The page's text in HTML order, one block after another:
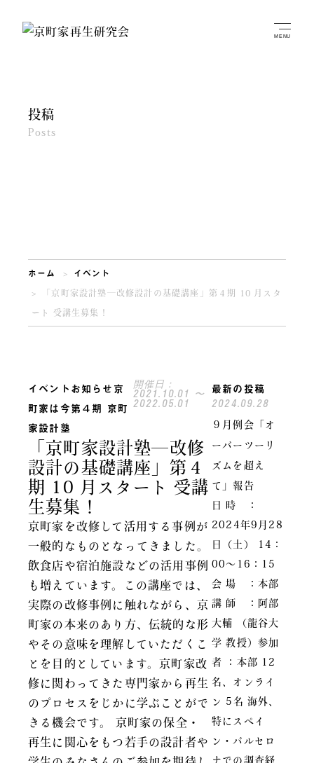
投稿
Posts
ホーム イベント
「京町家設計塾―改修設計の基礎講座」第４期 10 月スタ
ート 受講生募集！
イベントお知らせ京
町家は今第４期 京町
家設計塾
開催日：
2021.10.01 〜
2022.05.01
「京町家設計塾―改修
設計の基礎講座」第４
期 10 月スタート 受講
生募集！
京町家を改修して活用する事例が
一般的なものとなってきました。
飲食店や宿泊施設などの活用事例
も増えています。この講座では、
実際の改修事例に触れながら、京
町家の本来のあり方、伝統的な形
やその意味を理解していただくこ
とを目的としています。京町家改
修に関わってきた専門家から再生
のプロセスをじかに学ぶことがで
きる機会です。 京町家の保全・
再生に関心をもつ若手の設計者や
最新の投稿
2024.09.28
９月例会「オ
ーバーツーリ
ズムを超え
て」報告
日 時 ：
2024年9月28
日（土） 14：
00～16：15
会 場 ：本部
講 師 ：阿部
大輔 （龍谷大
学 教授）参加
者 ：本部 12
名、オンライ
ン 5名 海外、
特にスペイ
ン・バルセロ
ナでの調査経